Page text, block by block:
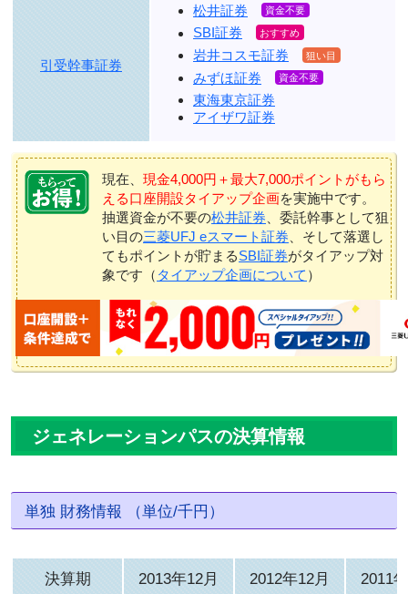
引受幹事証券
松井証券
SBI証券
岩井コスモ証券
みずほ証券
東海東京証券
アイザワ証券
現在、 現金4,000円＋最大7,000ポイントがもら
える口座開設タイアップ企画を実施中です。
抽選資金が不要の松井証券 、委託幹事として狙
い目の三菱UFJ eスマート証券 、そして落選し
てもポイントが貯まるSBI証券がタイアップ対
象です（ タイアップ企画について ）
ジェネレーションパスの決算情報
単独 財務情報 （単位/千円）
決算期 2013年12月 2012年12月 2011